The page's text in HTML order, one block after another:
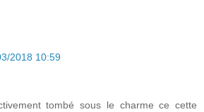
2018 10:59
tombé sous le charme ce cette